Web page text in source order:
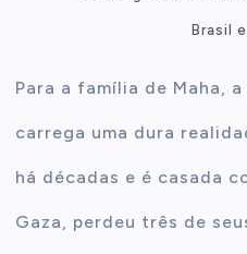
Brasil
Para a família de Maha,
carrega uma dura
há décadas e é casada
Gaza, perdeu três de